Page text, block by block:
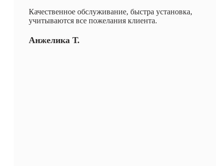
Качественное обслуживание, быстра установка,
учитываются все пожелания клиента.
Анжелика Т.